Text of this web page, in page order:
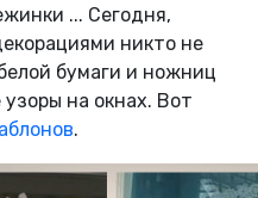
... Сегодня,
никто не
бумаги и ножниц
на окнах. Вот
.